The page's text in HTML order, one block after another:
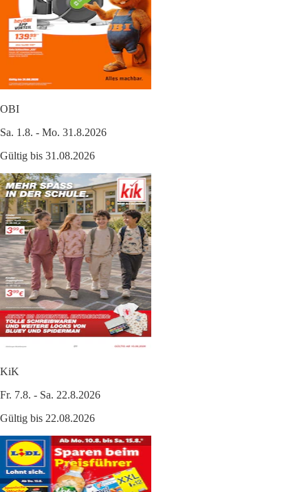
OBI
Sa. 1.8. - Mo. 31.8.2026
Gültig bis 31.08.2026
KiK
Fr. 7.8. - Sa. 22.8.2026
Gültig bis 22.08.2026